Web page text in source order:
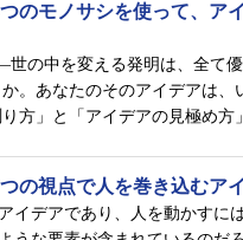
のモノサシを使って、ア
の中を変える発明は、全て
。あなたのそのアイデアは、
方」と「アイデアの見極め方
の視点で人を巻き込むア
イデアであり、人を動かすに